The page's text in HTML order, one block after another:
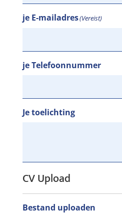
je E-mailadres(Vereist)
je Telefoonnummer
Je toelichting
CV Upload
Bestand uploaden